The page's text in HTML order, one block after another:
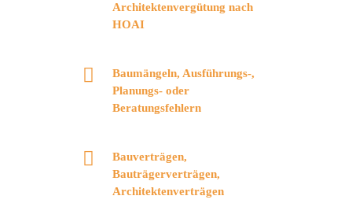
Architektenvergütung nach
HOAI
Baumängeln, Ausführungs-,
Planungs- oder
Beratungsfehlern
Bauverträgen,
Bauträgerverträgen,
Architektenverträgen